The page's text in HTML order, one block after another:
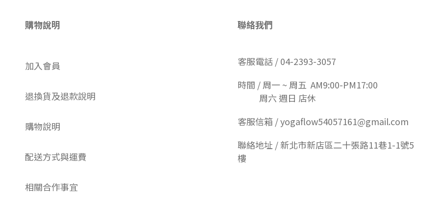
購物說明
加入會員
退換貨及退款說明
購物說明
配送方式與運費
相關合作事宜
聯絡我們
客服電話 / 04-2393-3057
時間 / 周一 ~ 周五 AM9:00-PM17:00
周六 週日 店休
客服信箱 / yogaflow54057161@gmail.com
聯絡地址 / 新北市新店區二十張路11巷1-1號5
樓